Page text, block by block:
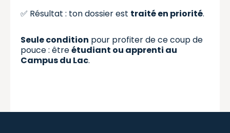
✅ Résultat : ton dossier est traité en priorité.
Seule condition pour profiter de ce coup de
pouce : êtreétudiant ou apprenti au
Campus du Lac.